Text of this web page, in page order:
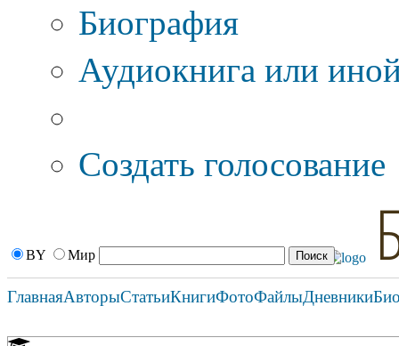
Биография
Аудиокнига или
Создать голосование
BY Мир
ГлавнаяАвторыСтатьиКнигиФотоФайлыДневники